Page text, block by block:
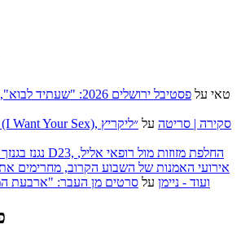
טאי על
פסטיבל ירושלים 2026:
״בוסית בהפרעה״ (I Want Your Sex), סקירה | סריטה על ״ליקריץ
אירועי האמנות של השבוע הקרוב, מחרימים
ועוד - ניימן על סרטים מן העבר: "ארבעת